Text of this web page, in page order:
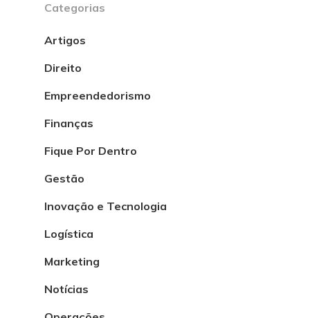
Categorias
Artigos
Direito
Empreendedorismo
Finanças
Fique Por Dentro
Gestão
Inovação e Tecnologia
Logística
Marketing
Notícias